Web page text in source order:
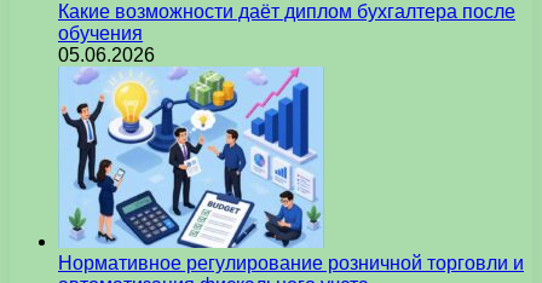
Какие возможности даёт диплом бухгалтера после
обучения
05.06.2026
Нормативное регулирование розничной торговли и